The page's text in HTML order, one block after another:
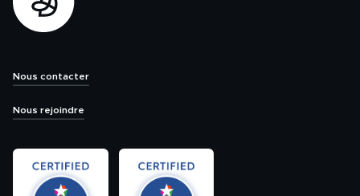
Nous contacter
Nous rejoindre